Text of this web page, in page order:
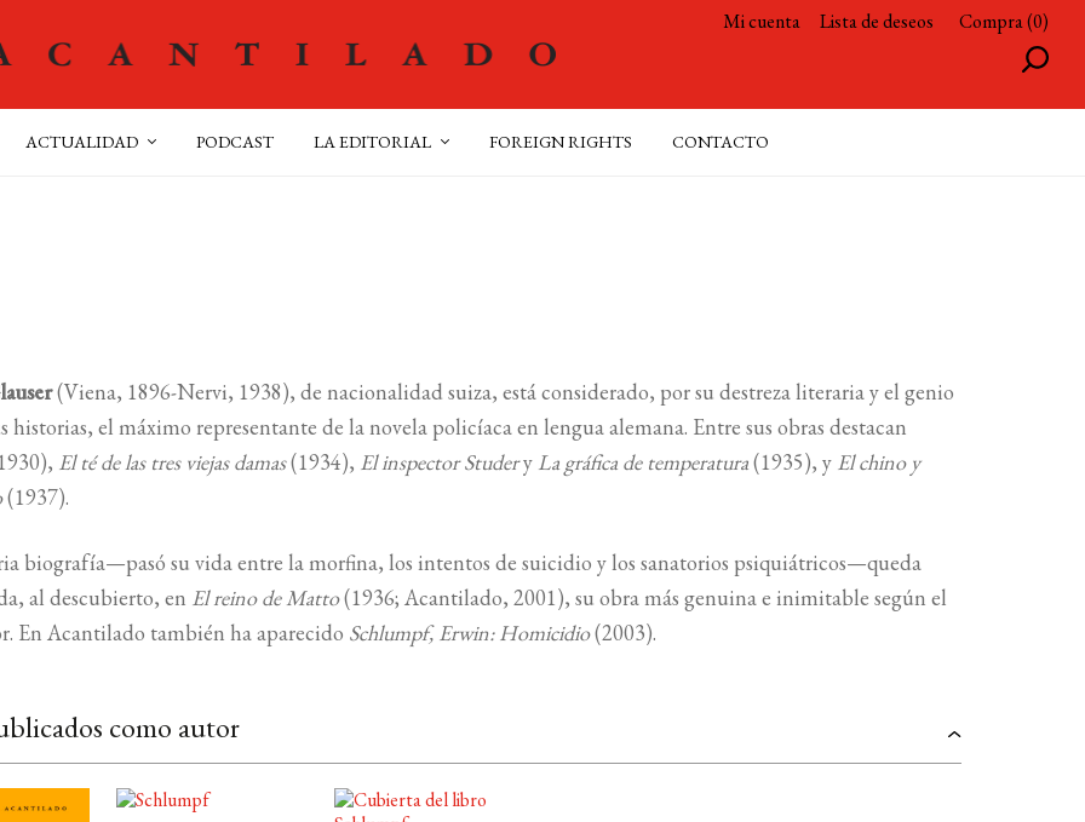
Mi cuenta Lista de deseos Compra (0)
ACTUALIDAD PODCAST LA EDITORIAL FOREIGN RIGHTS CONTACTO
(Viena, 1896-Nervi, 1938), de nacionalidad suiza, está considerado, por su destreza literaria y el genio
historias, el máximo representante de la novela policíaca en lengua alemana. Entre sus obras destacan
El té de las tres viejas damas(1934), El inspector Studery La gráfica de temperatura(1935), y El chino y
(1937).
biografía—pasó su vida entre la morfina, los intentos de suicidio y los sanatorios psiquiátricos—queda
al descubierto, en El reino de Matto(1936; Acantilado, 2001), su obra más genuina e inimitable según el
En Acantilado también ha aparecido Schlumpf, Erwin: Homicidio(2003).
como autor